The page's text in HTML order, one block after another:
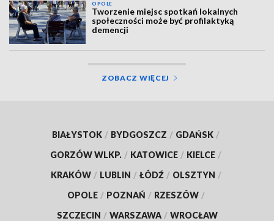
OPOLE
Tworzenie miejsc spotkań lokalnych
społeczności może być profilaktyką
demencji
ZOBACZ WIĘCEJ
BIAŁYSTOK / BYDGOSZCZ / GDAŃSK /
GORZÓW WLKP. / KATOWICE / KIELCE /
KRAKÓW / LUBLIN / ŁÓDŹ / OLSZTYN /
OPOLE / POZNAŃ / RZESZÓW /
SZCZECIN / WARSZAWA / WROCŁAW